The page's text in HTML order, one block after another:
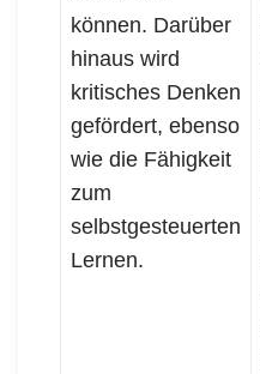
können. Darüber
hinaus wird
kritisches Denken
gefördert, ebenso
wie die Fähigkeit
zum
selbstgesteuerten
Lernen.